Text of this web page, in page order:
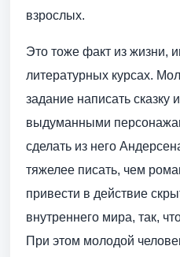
взрослых.
Это тоже факт из жизни,
литературных курсах.
задание написать сказку
выдуманными
сделать из него
тяжелее писать, чем
привести в действие
внутреннего мира, так,
При этом молодой